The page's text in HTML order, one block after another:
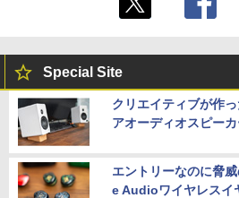
Special Site
クリエイティブが作
アオーディオスピーカ
エントリーなのに脅
e Audioワイヤレスイ